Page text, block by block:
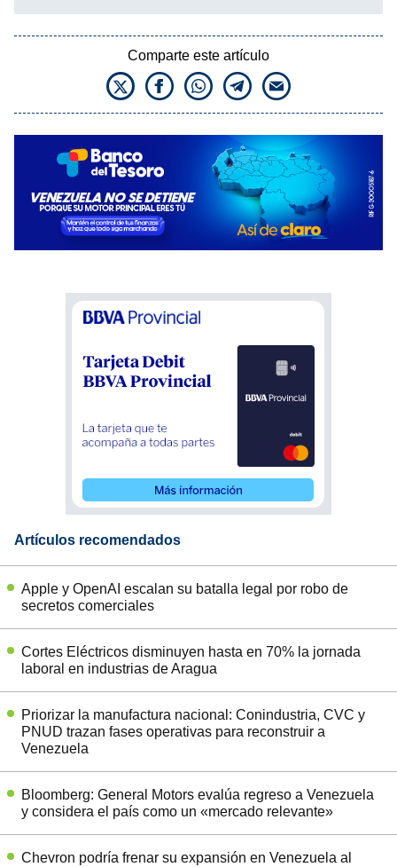
Comparte este artículo
Artículos recomendados
Apple y OpenAI escalan su batalla legal por robo de
secretos comerciales
Cortes Eléctricos disminuyen hasta en 70% la jornada
laboral en industrias de Aragua
Priorizar la manufactura nacional: Conindustria, CVC y
PNUD trazan fases operativas para reconstruir a
Venezuela
Bloomberg: General Motors evalúa regreso a Venezuela
y considera el país como un «mercado relevante»
Chevron podría frenar su expansión en Venezuela al